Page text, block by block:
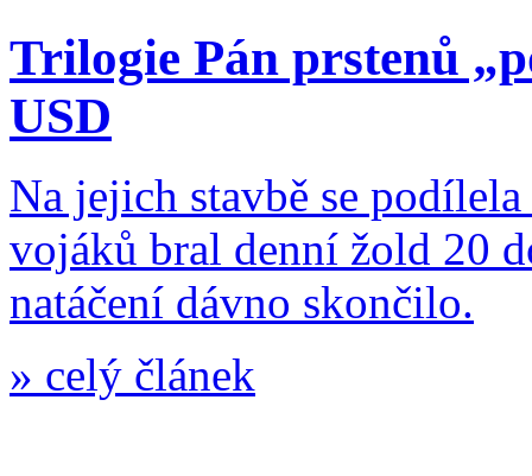
Trilogie Pán prstenů
USD
Na jejich stavbě se
vojáků bral denní žold 20
natáčení dávno skončilo.
» celý článek